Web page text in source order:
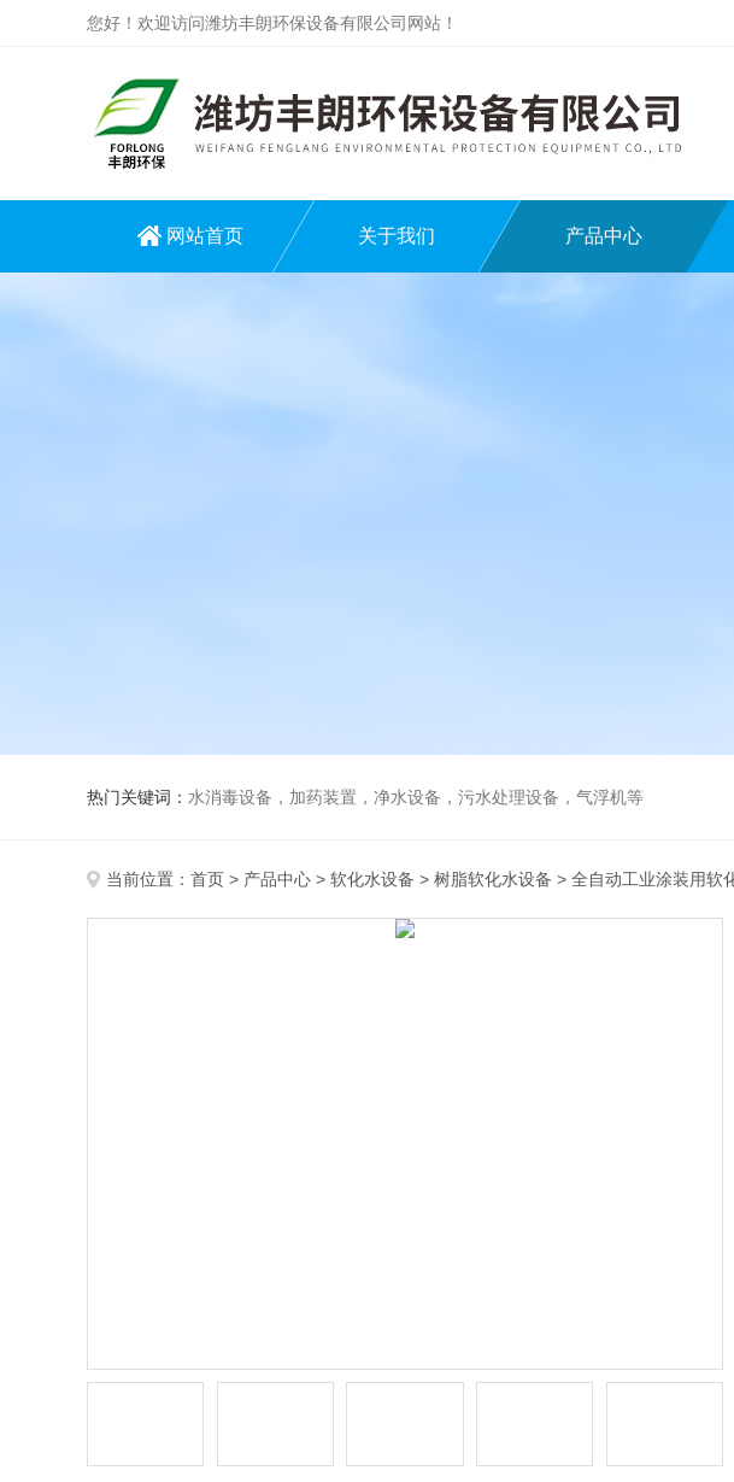
您好！欢迎访问潍坊丰朗环保设备有限公司网站！
网站首页 关于我们 产品中心
热门关键词： 水消毒设备，加药装置，净水设备，污水处理设备，气浮机等
当前位置： 首页 > 产品中心 > 软化水设备 > 树脂软化水设备 > 全自动工业涂装用软